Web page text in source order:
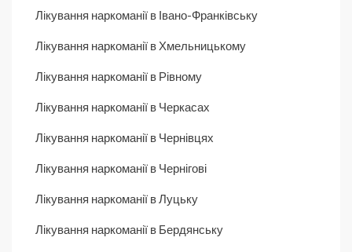
Лікування наркоманії в Івано-Франківську
Лікування наркоманії в Хмельницькому
Лікування наркоманії в Рівному
Лікування наркоманії в Черкасах
Лікування наркоманії в Чернівцях
Лікування наркоманії в Чернігові
Лікування наркоманії в Луцьку
Лікування наркоманії в Бердянську